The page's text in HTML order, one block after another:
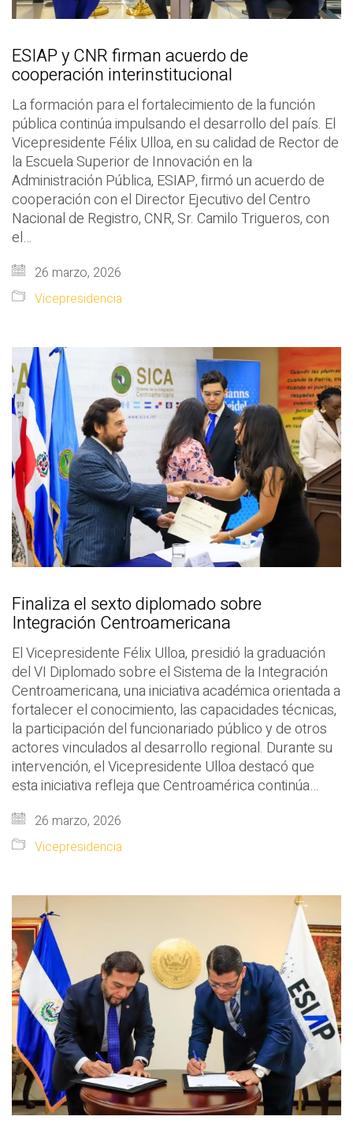
ESIAP y CNR firman acuerdo de
cooperación interinstitucional
La formación para el fortalecimiento de la función
pública continúa impulsando el desarrollo del país. El
Vicepresidente Félix Ulloa, en su calidad de Rector de
la Escuela Superior de Innovación en la
Administración Pública, ESIAP, firmó un acuerdo de
cooperación con el Director Ejecutivo del Centro
Nacional de Registro, CNR, Sr. Camilo Trigueros, con
el…
26 marzo, 2026
Vicepresidencia
Finaliza el sexto diplomado sobre
Integración Centroamericana
El Vicepresidente Félix Ulloa, presidió la graduación
del VI Diplomado sobre el Sistema de la Integración
Centroamericana, una iniciativa académica orientada a
fortalecer el conocimiento, las capacidades técnicas,
la participación del funcionariado público y de otros
actores vinculados al desarrollo regional. Durante su
intervención, el Vicepresidente Ulloa destacó que
esta iniciativa refleja que Centroamérica continúa…
26 marzo, 2026
Vicepresidencia